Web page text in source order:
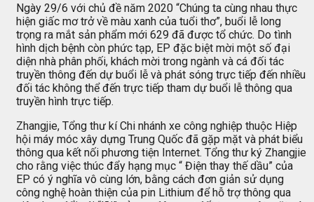
Ngày 29/6 với chủ đề năm 2020 “Chúng ta cùng nhau thực
hiện giấc mơ trở về màu xanh của tuổi thơ”, buổi lễ long
trọng ra mắt sản phẩm mới 629 đã được tổ chức. Do tình
hình dịch bệnh còn phức tạp, EP đặc biệt mời một số đại
diện nhà phân phối, khách mời trong ngành và cá đối tác
truyền thông đến dự buổi lễ và phát sóng trực tiếp đến nhiều
đối tác không thể đến trực tiếp tham dự buổi lễ thông qua
truyền hình trực tiếp.
Zhangjie, Tổng thư kí Chi nhánh xe công nghiệp thuộc Hiệp
hội máy móc xây dựng Trung Quốc đã gặp mặt và phát biểu
thông qua kết nối phương tiện Internet. Tổng thư ký Zhangjie
cho rằng việc thúc đẩy hạng mục “ Điện thay thế dầu” của
EP có ý nghĩa vô cùng lớn, bằng cách đơn giản sử dụng
công nghệ hoàn thiện của pin Lithium để hỗ trợ thông qua